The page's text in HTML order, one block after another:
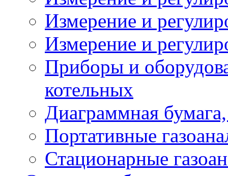
Измерение и
Измерение и
Приборы и
котельных
Диаграммная
Портативные
Стационарные